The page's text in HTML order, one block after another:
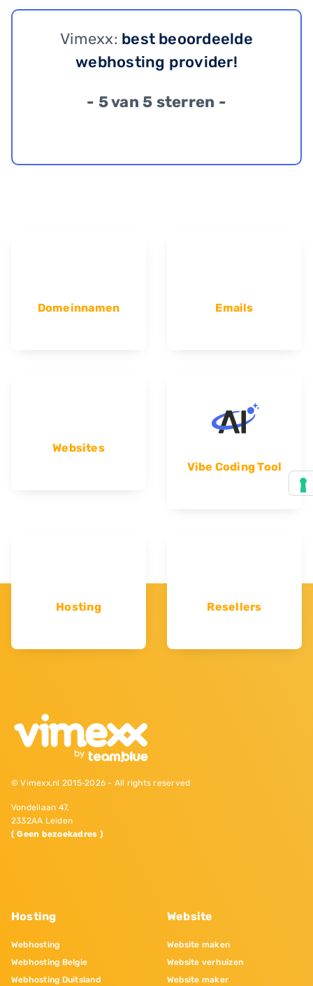
Vimexx: best beoordeelde
webhosting provider!
- 5 van 5 sterren -
Domeinnamen Emails
Websites
Vibe Coding Tool
Hosting Resellers
© Vimexx.nl 2015‐2026 - All rights reserved
Vondellaan 47,
2332AA Leiden
( Geen bezoekadres )
Hosting
Webhosting
Webhosting Belgie
Webhosting Duitsland
Website
Website maken
Website verhuizen
Website maker